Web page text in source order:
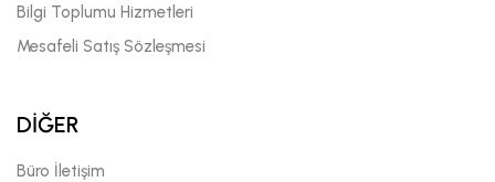
Bilgi Toplumu Hizmetleri
Mesafeli Satış Sözleşmesi
DİĞER
Büro İletişim